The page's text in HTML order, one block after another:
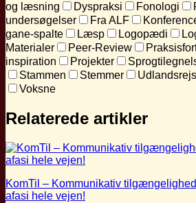
og læsning
Dyspraksi Fonologi
undersøgelser
Fra ALF
gane-spalte
Læsp Logopædi
Materialer
Peer-Review
inspiration
Projekter
Stammen
Stemmer
Voksne
Relaterede artikler
KomTil – Kommunikativ
afasi hele vejen!